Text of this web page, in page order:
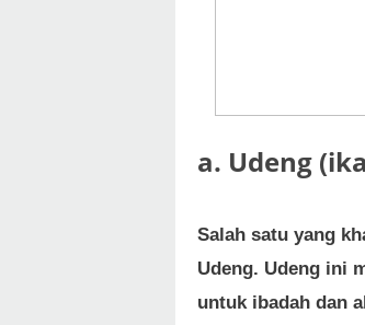
a. Udeng
Salah satu yang
Udeng. Udeng ini
untuk ibadah dan